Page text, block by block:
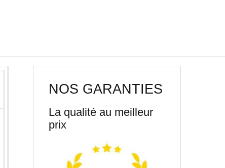
NOS GARANTIES
La qualité au meilleur
prix